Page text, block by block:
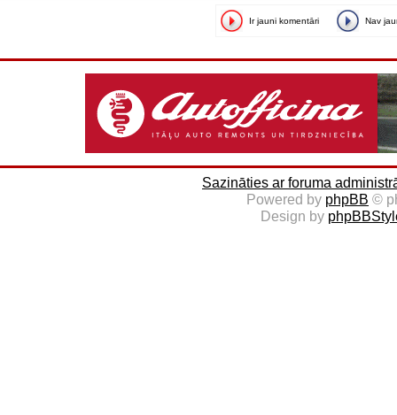
Ir jauni komentāri Nav
Sazināties ar foruma
Powered by phpBB ©
Design by